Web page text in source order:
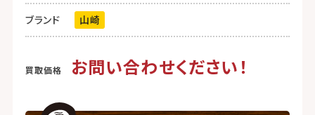
ブランド 山崎
お問い合わせください！